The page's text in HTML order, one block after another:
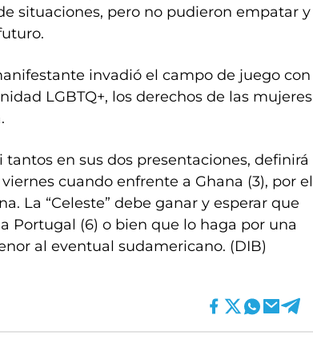
situaciones, pero no pudieron empatar y
invadió el campo de juego con
LGBTQ+, los derechos de las mujeres
tantos en sus dos presentaciones, definirá
cuando enfrente a Ghana (3), por el
La “Celeste” debe ganar y esperar que
Portugal (6) o bien que lo haga por una
al eventual sudamericano. (DIB)